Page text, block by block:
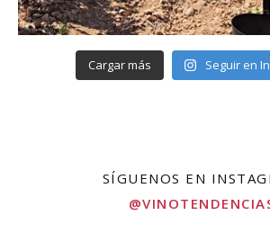
Cargar más Seguir en
SÍGUENOS EN